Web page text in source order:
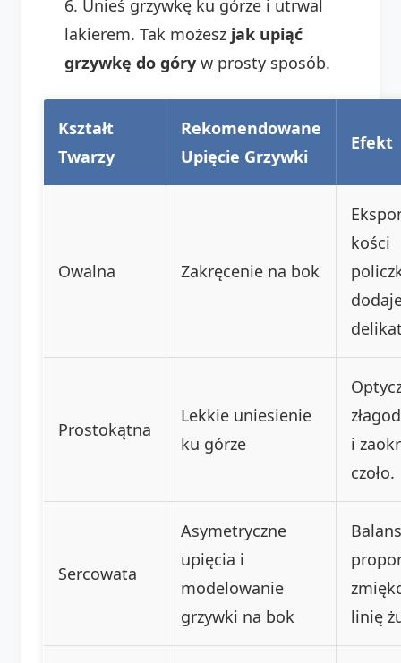
Unieś grzywkę ku górze i utrwal
lakierem. Tak możesz jak upiąć
grzywkę do góry w prosty sposób.
Kształt
Twarzy
Rekomendowane
Upięcie Grzywki
Efekt
Owalna Zakręcenie na bok
kości
Prostokątna
Lekkie uniesienie
ku górze
i
czoło.
Sercowata
Asymetryczne
upięcia i
modelowanie
grzywki na bok
linię